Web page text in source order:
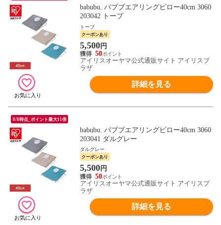
babubu. バブブエアリングピロー40cm 3060
203042 トープ
トープ
クーポンあり
5,500円
50
アイリスオーヤマ公式通販サイト アイリスプ
ラザ
詳細を見る
8/8時点_ポイント最大11倍
babubu. バブブエアリングピロー40cm 3060
203041 ダルグレー
ダルグレー
クーポンあり
5,500円
50
アイリスオーヤマ公式通販サイト アイリスプ
ラザ
詳細を見る